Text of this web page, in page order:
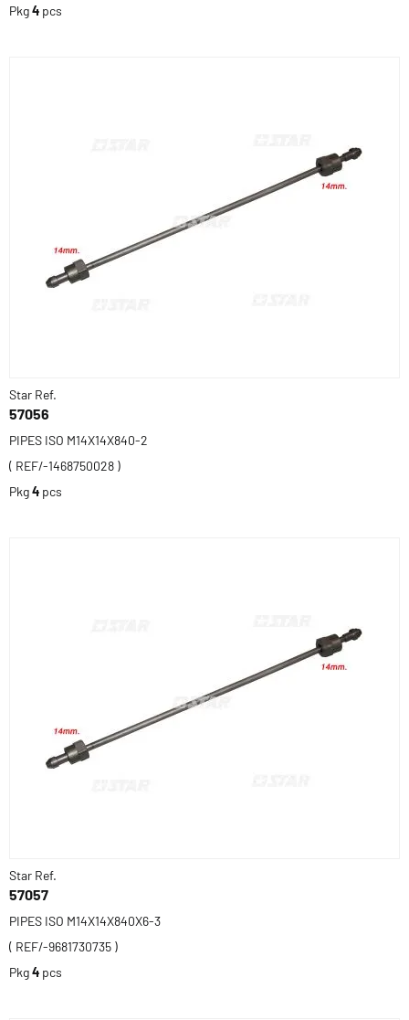
Pkg4 pcs
Star Ref.
57056
PIPES ISO M14X14X840-2
( REF/-1468750028 )
Pkg4 pcs
Star Ref.
57057
PIPES ISO M14X14X840X6-3
( REF/-9681730735 )
Pkg4 pcs